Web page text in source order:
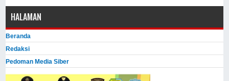
HALAMAN
Beranda
Redaksi
Pedoman Media Siber